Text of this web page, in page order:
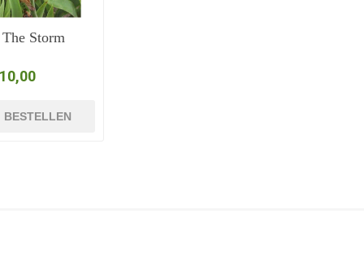
Storm
BESTELLEN